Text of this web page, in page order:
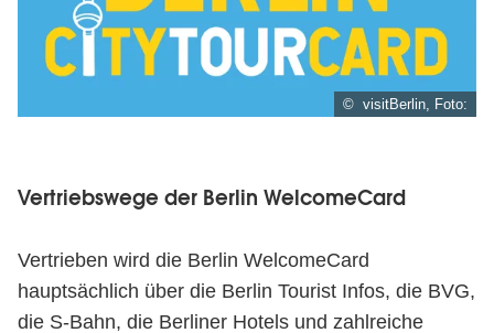
© visitBerlin, Foto:
Vertriebswege der Berlin WelcomeCard
Vertrieben wird die Berlin WelcomeCard
hauptsächlich über die Berlin Tourist Infos, die BVG,
die S-Bahn, die Berliner Hotels und zahlreiche